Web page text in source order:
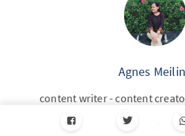
Agnes
content writer - content